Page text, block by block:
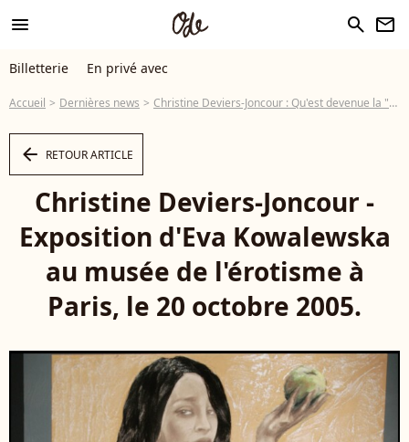
menu search newsletter
Billetterie En privé avec
Accueil Dernières news Christine Deviers-Joncour : Qu'est devenue la "putain de la République" ?
arrow_left RETOUR ARTICLE
Christine Deviers-Joncour -
Exposition d'Eva Kowalewska
au musée de l'érotisme à
Paris, le 20 octobre 2005.